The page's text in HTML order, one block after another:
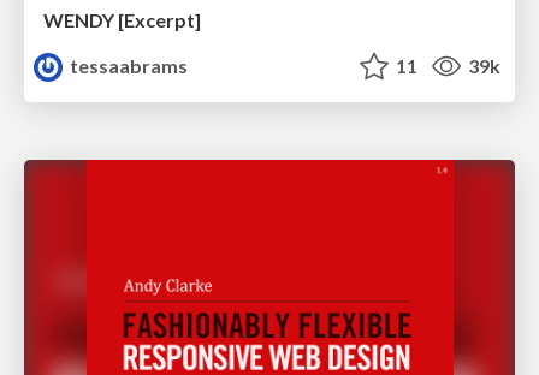
WENDY [Excerpt]
tessaabrams
11 39k